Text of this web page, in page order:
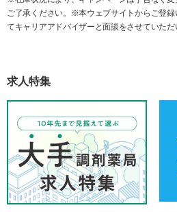
ご了承ください。※本ウェブサイトからご登
てキャリアアドバイザーと面談をさせていただ
求人特集